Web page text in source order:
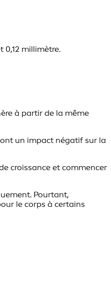
0,12 millimètre.
à partir de la même
un impact négatif sur la
croissance et commencer
Pourtant,
le corps à certains